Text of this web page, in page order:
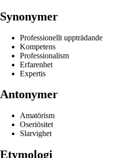
Synonymer
Professionellt uppträdande
Kompetens
Professionalism
Erfarenhet
Expertis
Antonymer
Amatörism
Oseriösitet
Slarvighet
Etymologi